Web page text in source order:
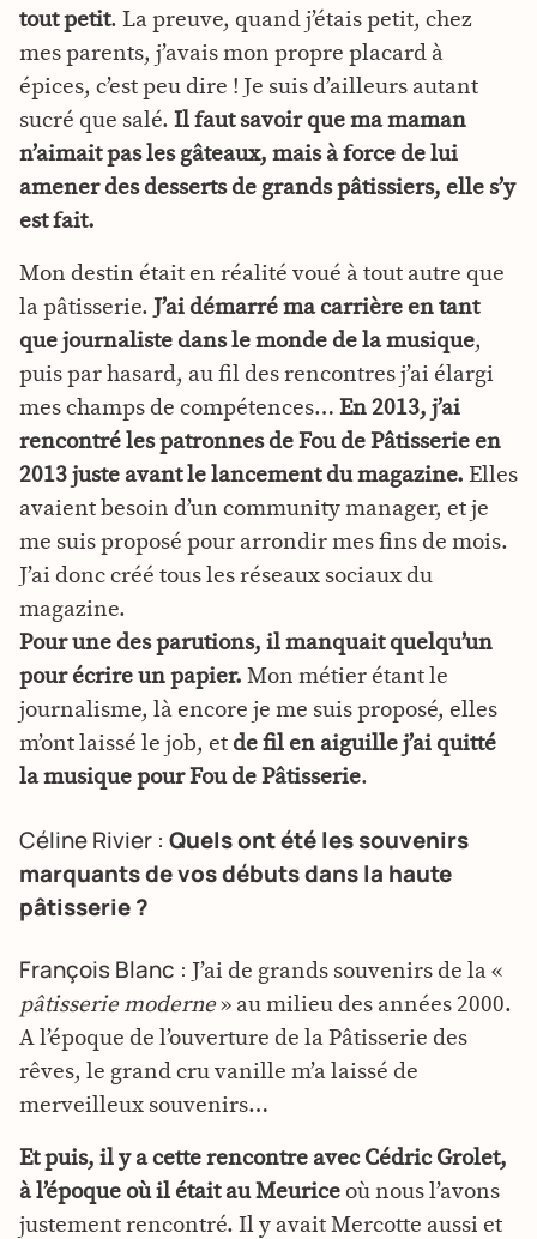
tout petit. La preuve, quand j’étais petit, chez
mes parents, j’avais mon propre placard à
épices, c’est peu dire ! Je suis d’ailleurs autant
sucré que salé. Il faut savoir que ma maman
n’aimait pas les gâteaux, mais à force de lui
amener des desserts de grands pâtissiers, elle s’y
est fait.
Mon destin était en réalité voué à tout autre que
la pâtisserie. J’ai démarré ma carrière en tant
que journaliste dans le monde de la musique,
puis par hasard, au fil des rencontres j’ai élargi
mes champs de compétences… En 2013, j’ai
rencontré les patronnes de Fou de Pâtisserie en
2013 juste avant le lancement du magazine. Elles
avaient besoin d’un community manager, et je
me suis proposé pour arrondir mes fins de mois.
J’ai donc créé tous les réseaux sociaux du
magazine.
Pour une des parutions, il manquait quelqu’un
pour écrire un papier. Mon métier étant le
journalisme, là encore je me suis proposé, elles
m’ont laissé le job, et de fil en aiguille j’ai quitté
la musique pour Fou de Pâtisserie.
Céline Rivier : Quels ont été les souvenirs
marquants de vos débuts dans la haute
pâtisserie ?
François Blanc : J’ai de grands souvenirs de la «
pâtisserie moderne» au milieu des années 2000.
A l’époque de l’ouverture de la Pâtisserie des
rêves, le grand cru vanille m’a laissé de
merveilleux souvenirs…
Et puis, il y a cette rencontre avec Cédric Grolet,
à l’époque où il était au Meurice où nous l’avons
justement rencontré. Il y avait Mercotte aussi et